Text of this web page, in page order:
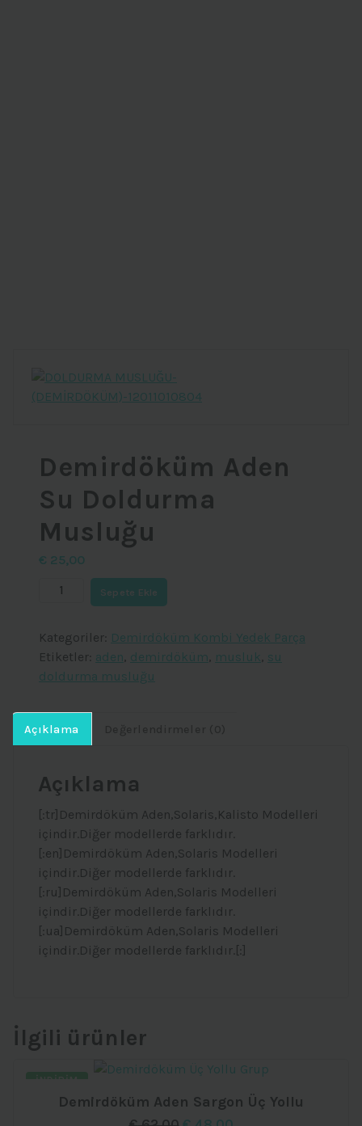
Demirdöküm Aden
Su Doldurma
Musluğu
€ 25,00
Demirdöküm
Doldurma
Musluğu
adet
Sepete Ekle
Kategoriler: Demirdöküm Kombi Yedek Parça
Etiketler: aden, demirdöküm, musluk, su
doldurma musluğu
Açıklama
Açıklama
[:tr]Demirdöküm Aden,Solaris,Kalisto Modelleri
içindir.Diğer modellerde farklıdır.
[:en]Demirdöküm Aden,Solaris Modelleri
içindir.Diğer modellerde farklıdır.
[:ru]Demirdöküm Aden,Solaris Modelleri
içindir.Diğer modellerde farklıdır.
[:ua]Demirdöküm Aden,Solaris Modelleri
içindir.Diğer modellerde farklıdır.[:]
İlgili ürünler
Demirdöküm Aden Sargon Üç Yollu